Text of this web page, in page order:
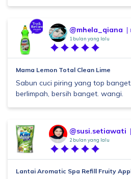
@mhela_qiana
1 bulan yang lalu
Mama Lemon Total Clean Lime
Sabun cuci piring yang top
berlimpah, bersih banget. wangi.
@susi.setiawati
2 bulan yang lalu
Lantai Aromatic Spa Refill Fruity